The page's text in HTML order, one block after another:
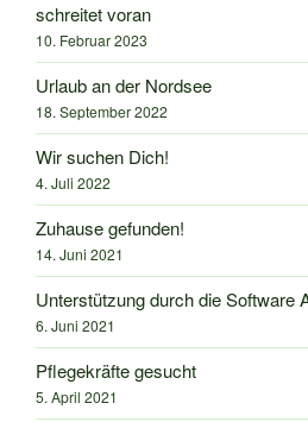
schreitet voran
10. Februar 2023
Urlaub an der Nordsee
18. September 2022
Wir suchen Dich!
4. Juli 2022
Zuhause gefunden!
14. Juni 2021
Unterstützung durch die Software
6. Juni 2021
Pflegekräfte gesucht
5. April 2021